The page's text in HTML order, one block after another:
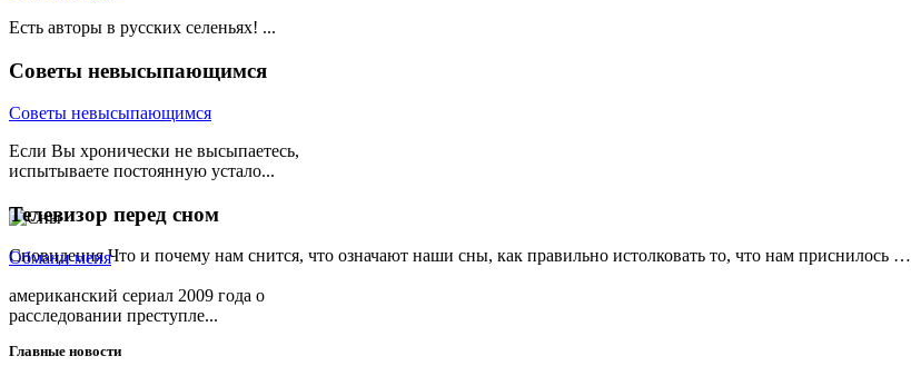
СновиденияЧто и почему нам снится, что означают наши сны, как правильно истолковать то, что нам приснилось …
Есть авторы в русских селеньях! ...
Советы невысыпающимся
Советы невысыпающимся
Если Вы хронически не высыпаетесь,
испытываете постоянную устало...
Телевизор перед сном
Обмани меня
американский сериал 2009 года о
расследовании преступле...
Главные новости